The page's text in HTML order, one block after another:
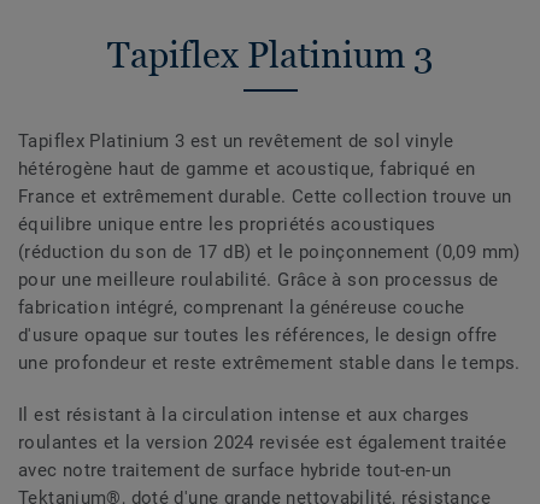
Tapiflex Platinium 3
Tapiflex Platinium 3 est un revêtement de sol vinyle
hétérogène haut de gamme et acoustique, fabriqué en
France et extrêmement durable. Cette collection trouve un
équilibre unique entre les propriétés acoustiques
(réduction du son de 17 dB) et le poinçonnement (0,09 mm)
pour une meilleure roulabilité. Grâce à son processus de
fabrication intégré, comprenant la généreuse couche
d'usure opaque sur toutes les références, le design offre
une profondeur et reste extrêmement stable dans le temps.
Il est résistant à la circulation intense et aux charges
roulantes et la version 2024 revisée est également traitée
avec notre traitement de surface hybride tout-en-un
Tektanium®, doté d'une grande nettoyabilité, résistance